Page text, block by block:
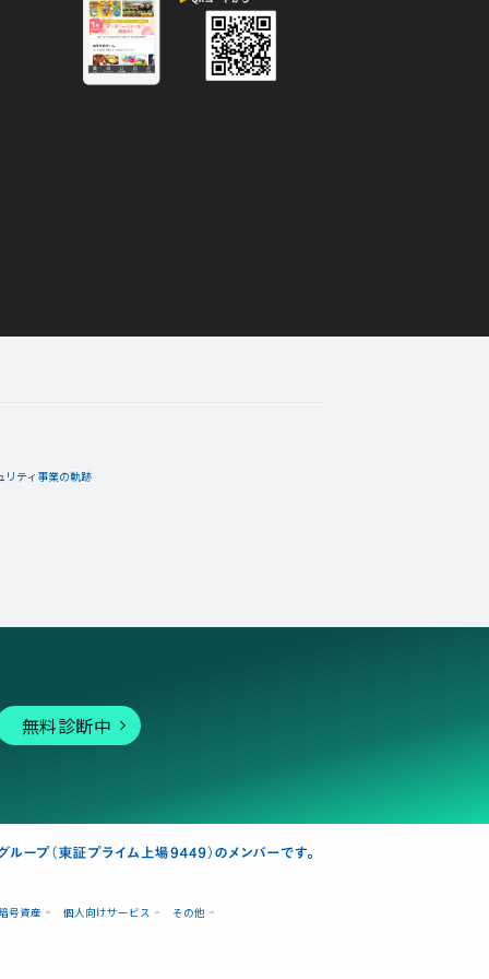
リティ事業の軌跡
無料診断中
号資産 個人向けサービス その他